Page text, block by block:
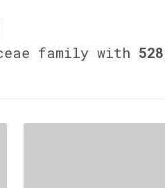
family with 528